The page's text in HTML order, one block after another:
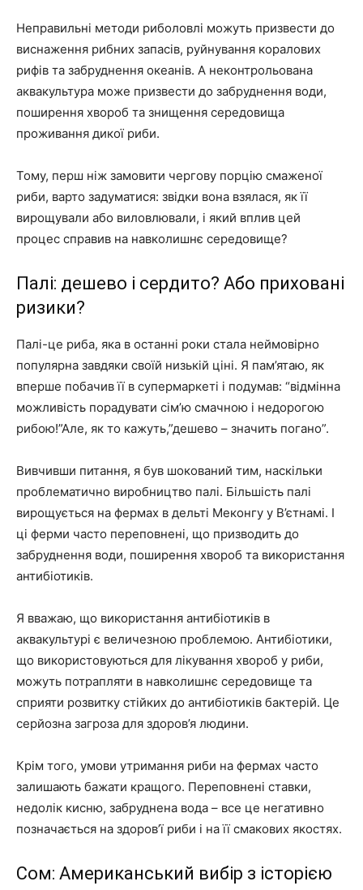
Неправильні методи риболовлі можуть призвести до
виснаження рибних запасів, руйнування коралових
рифів та забруднення океанів. А неконтрольована
аквакультура може призвести до забруднення води,
поширення хвороб та знищення середовища
проживання дикої риби.
Тому, перш ніж замовити чергову порцію смаженої
риби, варто задуматися: звідки вона взялася, як її
вирощували або виловлювали, і який вплив цей
процес справив на навколишнє середовище?
Палі: дешево і сердито? Або приховані
ризики?
Палі-це риба, яка в останні роки стала неймовірно
популярна завдяки своїй низькій ціні. Я пам’ятаю, як
вперше побачив її в супермаркеті і подумав: “відмінна
можливість порадувати сім’ю смачною і недорогою
рибою!”Але, як то кажуть,”дешево – значить погано”.
Вивчивши питання, я був шокований тим, наскільки
проблематично виробництво палі. Більшість палі
вирощується на фермах в дельті Меконгу у В’єтнамі. І
ці ферми часто переповнені, що призводить до
забруднення води, поширення хвороб та використання
антибіотиків.
Я вважаю, що використання антибіотиків в
аквакультурі є величезною проблемою. Антибіотики,
що використовуються для лікування хвороб у риби,
можуть потрапляти в навколишнє середовище та
сприяти розвитку стійких до антибіотиків бактерій. Це
серйозна загроза для здоров’я людини.
Крім того, умови утримання риби на фермах часто
залишають бажати кращого. Переповнені ставки,
недолік кисню, забруднена вода – все це негативно
позначається на здоров’ї риби і на її смакових якостях.
Сом: Американський вибір з історією